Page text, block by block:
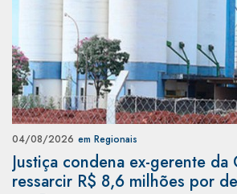
04/08/2026 em Regionais
Justiça condena ex-gerente da
ressarcir R$ 8,6 milhões por